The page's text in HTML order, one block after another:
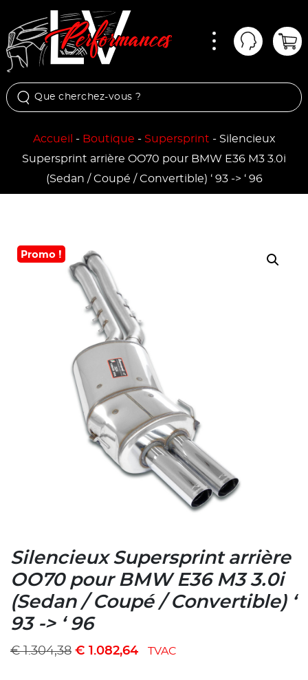
Mon
Accueil - Boutique - Supersprint - Silencieux
Supersprint arrière OO70 pour BMW E36 M3 3.0i
(Sedan / Coupé / Convertible) ‘ 93 -> ‘ 96
Promo !
Silencieux Supersprint arrière
OO70 pour BMW E36 M3 3.0i
(Sedan / Coupé / Convertible) ‘
93 -> ‘ 96
€1.304,38 € 1.082,64 TVAC